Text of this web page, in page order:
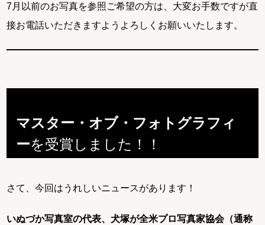
7月以前のお写真を参照ご希望の方は、大変お手数ですが直
接お電話いただきますようよろしくお願いいたします。
マスター・オブ・フォトグラフィ
ーを受賞しました！！
さて、今回はうれしいニュースがあります！
いぬづか写真室の代表、犬塚が全米プロ写真家協会（通称